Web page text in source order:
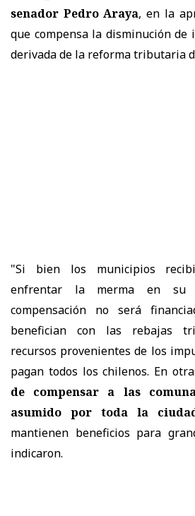
senador Pedro Araya, en la
que compensa la disminución de
derivada de la reforma tributaria
"Si bien los municipios
enfrentar la merma en su
compensación no será
benefician con las rebajas
recursos provenientes de los
pagan todos los chilenos. En
de compensar a las
asumido por toda la
mantienen beneficios para
indicaron.